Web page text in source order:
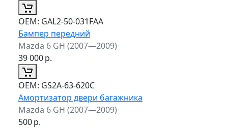
ОЕМ: GAL2-50-031FAA
Бампер передний
Mazda 6 GH (2007—2009)
39 000р.
ОЕМ: GS2A-63-620C
Амортизатор двери багажника
Mazda 6 GH (2007—2009)
500р.